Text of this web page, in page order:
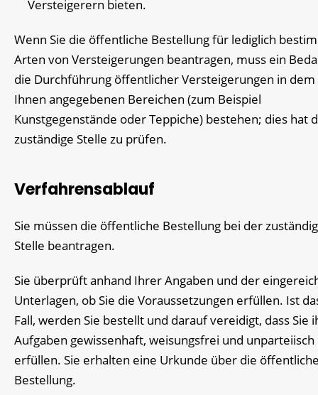
Versteigerern bieten.
Wenn Sie die öffentliche Bestellung für lediglich
Arten von Versteigerungen beantragen, muss ein
die Durchführung öffentlicher Versteigerungen in dem
Ihnen angegebenen Bereichen (zum Beispiel
Kunstgegenstände oder Teppiche) bestehen; dies hat
zuständige Stelle zu prüfen.
Verfahrensablauf
Sie müssen die öffentliche Bestellung bei der
Stelle beantragen.
Sie überprüft anhand Ihrer Angaben und der
Unterlagen, ob Sie die Voraussetzungen erfüllen. Ist
Fall, werden Sie bestellt und darauf vereidigt, dass Sie
Aufgaben gewissenhaft, weisungsfrei und unparteiisch
erfüllen. Sie erhalten eine Urkunde über die
Bestellung.